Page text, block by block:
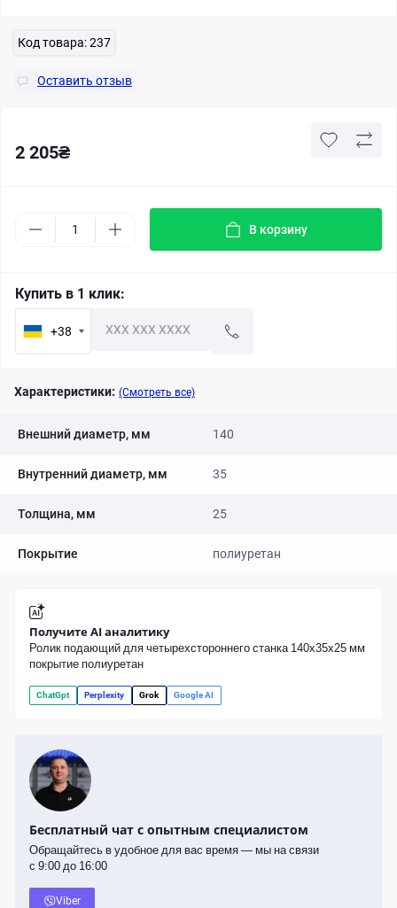
Код товара:237
Оставить отзыв
2 205₴
В корзину
Купить в 1 клик:
+38
Характеристики: (Смотреть все)
Внешний диаметр, мм 140
Внутренний диаметр, мм 35
Толщина, мм 25
Покрытие полиуретан
Получите AI аналитику
Ролик подающий для четырехстороннего станка 140x35x25 мм
покрытие полиуретан
ChatGpt Perplexity Grok Google AI
Бесплатный чат с опытным специалистом
Обращайтесь в удобное для вас время — мы на связи
с 9:00 до 16:00
Viber